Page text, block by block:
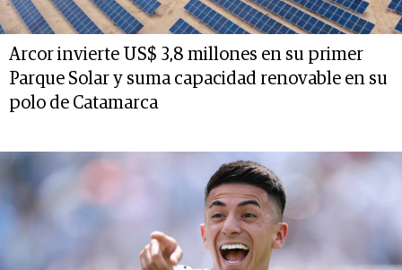
Arcor invierte US$ 3,8 millones en su primer
Parque Solar y suma capacidad renovable en su
polo de Catamarca